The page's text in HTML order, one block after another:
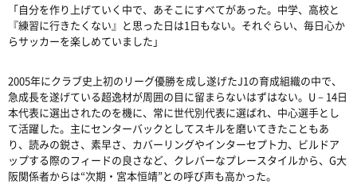
「自分を作り上げていく中で、あそこにすべてがあった。中学、高校と
『練習に行きたくない』と思った日は1日もない。それぐらい、毎日心か
らサッカーを楽しめていました」
2005年にクラブ史上初のリーグ優勝を成し遂げたJ1の育成組織の中で、
急成長を遂げている超逸材が周囲の目に留まらないはずはない。U－14日
本代表に選出されたのを機に、常に世代別代表に選ばれ、中心選手とし
て活躍した。主にセンターバックとしてスキルを磨いてきたこともあ
り、読みの鋭さ、素早さ、カバーリングやインターセプト力、ビルドア
ップする際のフィードの良さなど、クレバーなプレースタイルから、G大
阪関係者からは“次期・宮本恒靖”との呼び声も高かった。